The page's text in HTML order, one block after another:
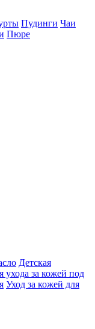
Пудинги Чаи
Пюре
Детская
ухода за кожей под
Уход за кожей для